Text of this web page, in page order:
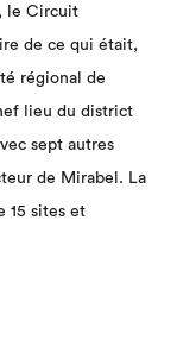
le Circuit
de ce qui était,
régional de
lieu du district
sept autres
de Mirabel. La
15 sites et